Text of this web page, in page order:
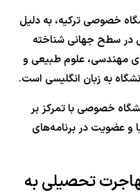
خصوصی ترکیه، به دلیل
در سطح جهانی شناخته
مهندسی، علوم طبیعی و
به زبان انگلیسی است.
خصوصی با تمرکز بر
و عضویت در برنامه‌های
تحصیلی به